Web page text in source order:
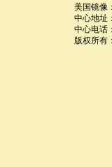
美国镜像：
中心地址
中心电话
版权所有